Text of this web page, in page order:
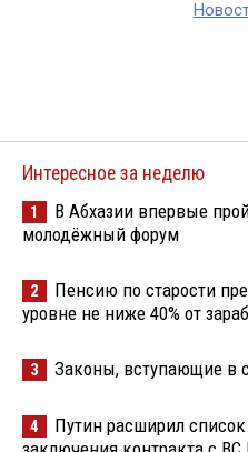
Интересное за неделю
1
В Абхазии впервые
молодёжный форум
2
Пенсию по старости
уровне не ниже 40% от
3 Законы, вступающие в
4
Путин расширил